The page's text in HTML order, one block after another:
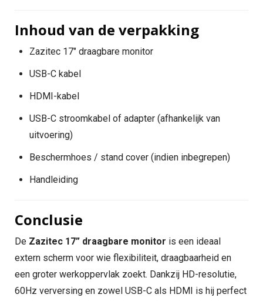
Inhoud van de verpakking
Zazitec 17" draagbare monitor
USB-C kabel
HDMI-kabel
USB-C stroomkabel of adapter (afhankelijk van
uitvoering)
Beschermhoes / stand cover (indien inbegrepen)
Handleiding
Conclusie
De Zazitec 17” draagbare monitor is een ideaal
extern scherm voor wie flexibiliteit, draagbaarheid en
een groter werkoppervlak zoekt. Dankzij HD-resolutie,
60Hz verversing en zowel USB-C als HDMI is hij perfect